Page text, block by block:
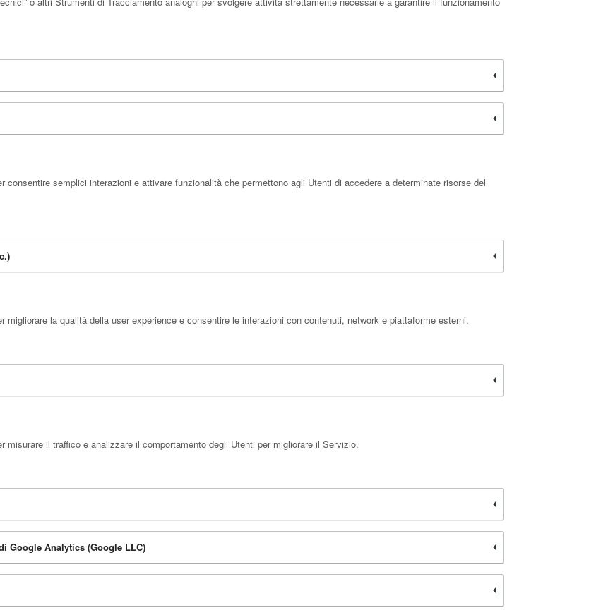
semplici interazioni e attivare funzionalità che permettono agli Utenti di accedere a determinate risorse del
la qualità della user experience e consentire le interazioni con contenuti, network e piattaforme esterni.
il traffico e analizzare il comportamento degli Utenti per migliorare il Servizio.
Google Analytics (Google LLC)